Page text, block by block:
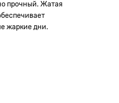
прочный. Жатая
жаркие дни.